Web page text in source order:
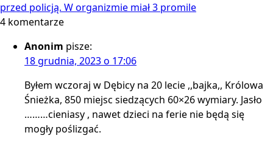
przed policją. W organizmie miał 3 promile
4 komentarze
Anonim pisze:
18 grudnia, 2023 o 17:06
Byłem wczoraj w Dębicy na 20 lecie ,,bajka,, Królowa
Śnieżka, 850 miejsc siedzących 60×26 wymiary. Jasło
………cieniasy , nawet dzieci na ferie nie będą się
mogły poślizgać.